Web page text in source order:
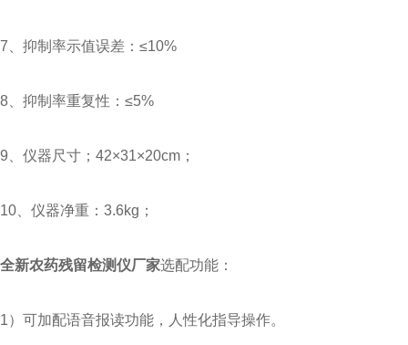
7、抑制率示值误差：≤10%
8、抑制率重复性：≤5%
9、仪器尺寸；42×31×20cm；
10、仪器净重：3.6kg；
全新农药残留检测仪厂家选配功能：
1）可加配语音报读功能，人性化指导操作。